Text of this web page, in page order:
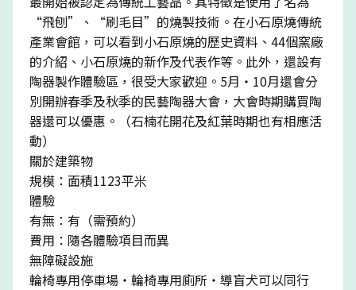
“飛刨”、“刷毛目”的燒製技術。在小石原燒傳統
產業會館，可以看到小石原燒的歷史資料、44個窯廠
的介紹、小石原燒的新作及代表作等。此外，還設有
陶器製作體驗區，很受大家歡迎。5月・10月還會分
別開辦春季及秋季的民藝陶器大會，大會時期購買陶
器還可以優惠。（石楠花開花及紅葉時期也有相應活
動）
關於建築物
規模：面積1123平米
體驗
有無：有（需預約）
費用：隨各體驗項目而異
無障礙設施
輪椅專用停車場・輪椅專用廁所・導盲犬可以同行